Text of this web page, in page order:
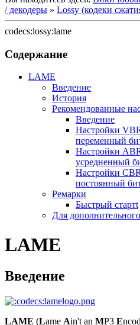
/ декодеры » Lossy (кодеки
codecs:lossy:lame
Содержание
LAME
Введение
История
Рекомендованные
Введение
Настройки
переменный
Настройки
усредненный
Настройки
постоянный
Ремарки
Быстрый стартt
Для
LAME
Введение
LAME (Lame Ain't an MP3 E